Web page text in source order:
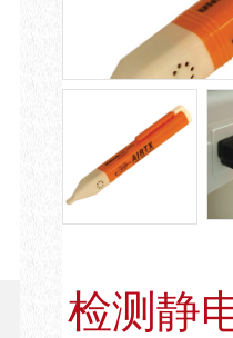
检测静